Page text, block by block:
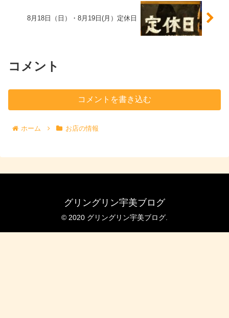
8月18日（日）・8月19日(月）定休日
コメント
コメントを書き込む
ホーム お店の情報
グリングリン宇美ブログ
© 2020 グリングリン宇美ブログ.